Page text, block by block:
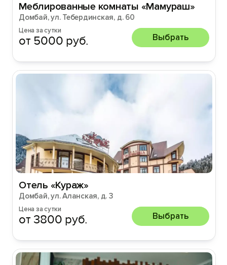
Меблированные комнаты «Мамураш»
Домбай, ул. Тебердинская, д. 60
Цена за сутки
от 5000 руб. Выбрать
Отель «Кураж»
Домбай, ул. Аланская, д. 3
Цена за сутки
от 3800 руб. Выбрать